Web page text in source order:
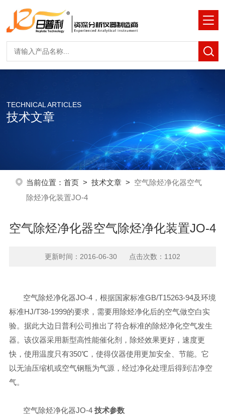
TECHNICAL ARTICLES
技术文章
当前位置： 首页> 技术文章> 空气除烃净化器空气
除烃净化装置JO-4
空气除烃净化器空气除烃净化装置JO-4
更新时间：2016-06-30 点击次数：1102
空气除烃净化器JO-4，根据国家标准GB/T15263-94及环境
标准HJ/T38-1999的要求，需要用除烃净化后的空气做空白实
验。据此大边日普利公司推出了符合标准的除烃净化空气发生
器。该仪器采用新型高性能催化剂，除烃效果更好，速度更
快，使用温度只有350℃，使得仪器使用更加安全、节能。它
以无油压缩机或空气钢瓶为气源，经过净化处理后得到洁净空
气。
空气除烃净化器JO-4 技术参数